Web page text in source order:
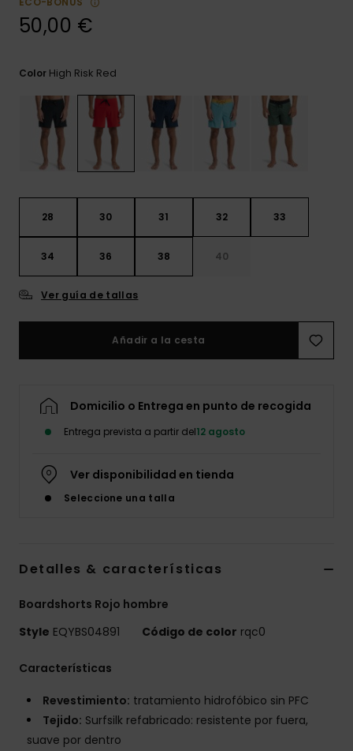
Consultar
las FAQ
50,00 €
Color High Risk Red
28 30 31 32 33
34 36 38 40
Ver guía de tallas
Añadir a la cesta
Domicilio o Entrega en punto de recogida
Entrega prevista a partir del12 agosto
Ver disponibilidad en tienda
Seleccione una talla
Detalles & características
Boardshorts Rojo hombre
Style EQYBS04891 Código de color rqc0
Características
Revestimiento: tratamiento hidrofóbico sin PFC
Tejido: Surfsilk refabricado: resistente por fuera,
suave por dentro